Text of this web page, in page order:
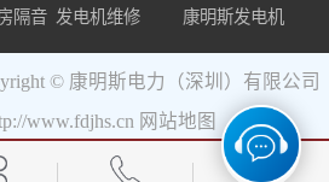
隔音 发电机维修 康明斯发电机
© 康明斯电力（深圳）有限公司
www.fdjhs.cn 网站地图